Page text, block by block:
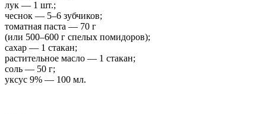
лук — 1 шт.;
чеснок — 5–6 зубчиков;
томатная паста — 70 г
(или 500–600 г спелых помидоров);
сахар — 1 стакан;
растительное масло — 1 стакан;
соль — 50 г;
уксус 9% — 100 мл.